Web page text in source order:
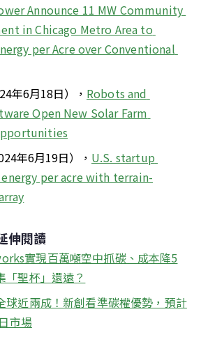
Announce 11 MW Community
in Chicago Metro Area to
per Acre over Conventional
年6月18日）， Robots and
Open New Solar Farm
年6月19日）， U.S. startup
per acre with terrain-
伸閱讀
實現百萬噸空中抓碳、成本降5
「聖杯」還遠？
球近兩成！新創看準碳權優勢，預計
市場